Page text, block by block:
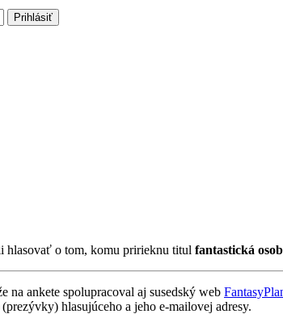
Prihlásiť
hlasovať o tom, komu pririeknu titul fantastická
na ankete spolupracoval aj susedský web
hlasujúceho a jeho e-mailovej adresy.